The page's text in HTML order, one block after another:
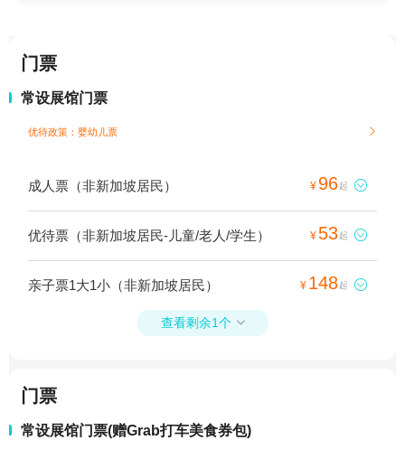
门票
常设展馆门票
优待政策：婴幼儿票 
成人票（非新加坡居民） ¥ 96起 
优待票（非新加坡居民-儿童/老人/学生） ¥ 53起 
亲子票1大1小（非新加坡居民） ¥ 148起 
查看剩余1个 
门票
常设展馆门票(赠Grab打车美食券包)